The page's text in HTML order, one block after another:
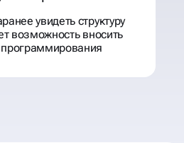
увидеть структуру
возможность вносить